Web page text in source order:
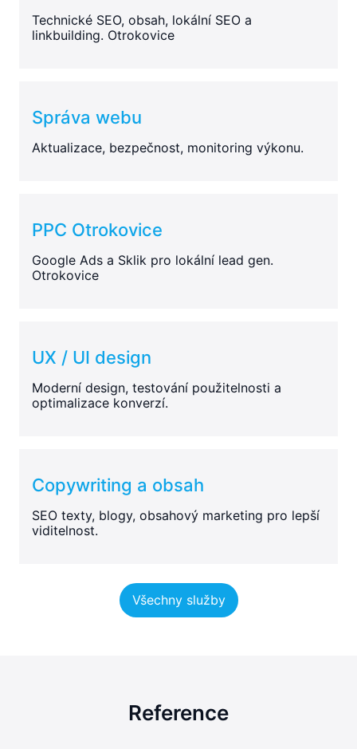
Technické SEO, obsah, lokální SEO a
linkbuilding. Otrokovice
Správa webu
Aktualizace, bezpečnost, monitoring výkonu.
PPC Otrokovice
Google Ads a Sklik pro lokální lead gen.
Otrokovice
UX / UI design
Moderní design, testování použitelnosti a
optimalizace konverzí.
Copywriting a obsah
SEO texty, blogy, obsahový marketing pro lepší
viditelnost.
Všechny služby
Reference